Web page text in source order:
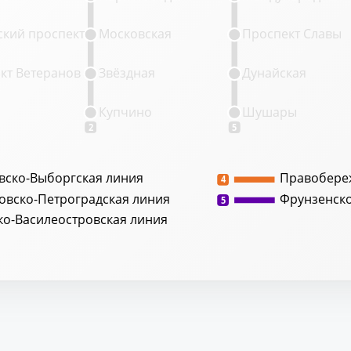
Выборгская линия
Петроградская линия
Василеостровская линия
4
5
2 5
Ветеранов
проспект
Купчино
Звёздная
Московская Проспект Славы
Дунайская
Шушары